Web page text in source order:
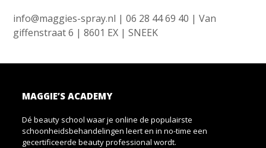
info@maggies-spray.nl | 06 28 44 69 40 | Van
giffenstraat 6 | 8601 EX | SNEEK
MAGGIE’S ACADEMY
Dé beauty school waar je online de populairste
schoonheidsbehandelingen leert en in no-time een
gecertificeerde beauty professional wordt.